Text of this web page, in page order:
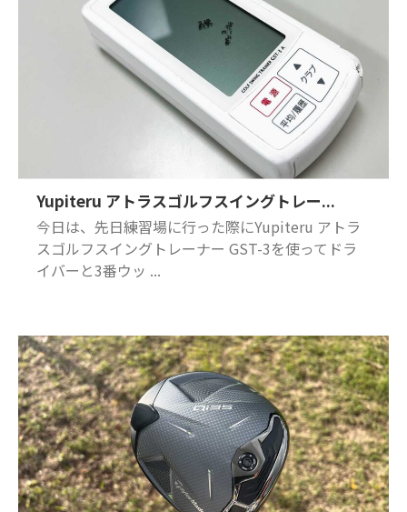
Yupiteru アトラスゴルフスイングトレー...
今日は、先日練習場に行った際にYupiteru アトラ
スゴルフスイングトレーナー GST-3を使ってドラ
イバーと3番ウッ ...